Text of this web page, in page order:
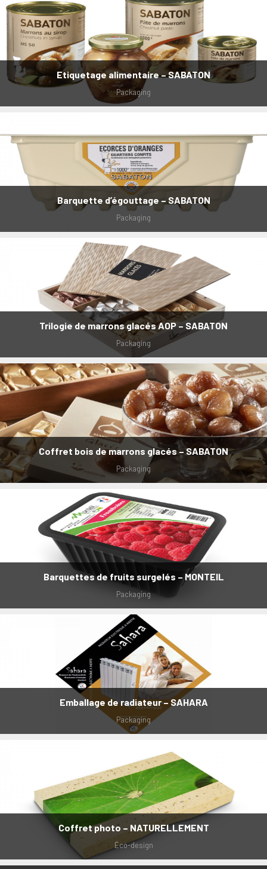
Etiquetage alimentaire – SABATON
Packaging
Barquette d’égouttage – SABATON
Packaging
Trilogie de marrons glacés AOP – SABATON
Packaging
Coffret bois de marrons glacés – SABATON
Packaging
Barquettes de fruits surgelés – MONTEIL
Packaging
Emballage de radiateur – SAHARA
Packaging
Coffret photo – NATURELLEMENT
Éco-design